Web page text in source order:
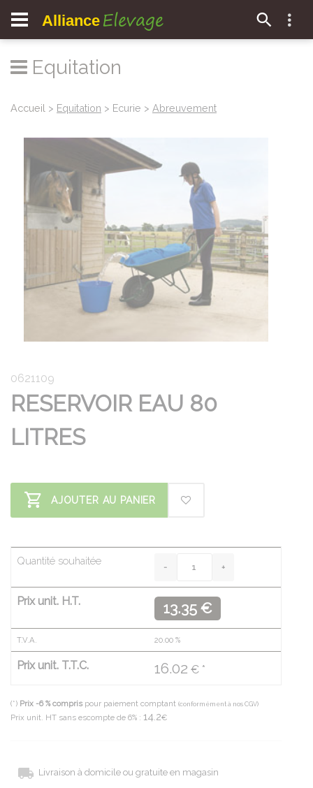
Alliance Elevage
Equitation
Accueil > Equitation > Ecurie > Abreuvement
0621109
RESERVOIR EAU 80
LITRES
AJOUTER AU PANIER
Quantité souhaitée
Prix unit. H.T. 13.35 €
T.V.A. 20.00 %
Prix unit. T.T.C. 16.02 € *
(*) Prix -6 % compris pour paiement comptant (conformément à nos CGV)
Prix unit. HT sans escompte de 6% : 14.2€
Livraison à domicile ou gratuite en magasin